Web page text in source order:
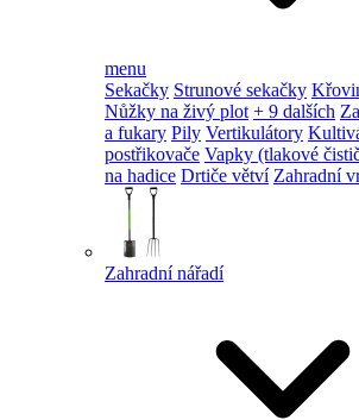
menu
Sekačky Strunové sekačky
Nůžky na živý plot + 9 dalších
a fukary Pily Vertikulátory
postřikovače Vapky (tlakové
na hadice Drtiče větví Zahradní
Zahradní nářadí